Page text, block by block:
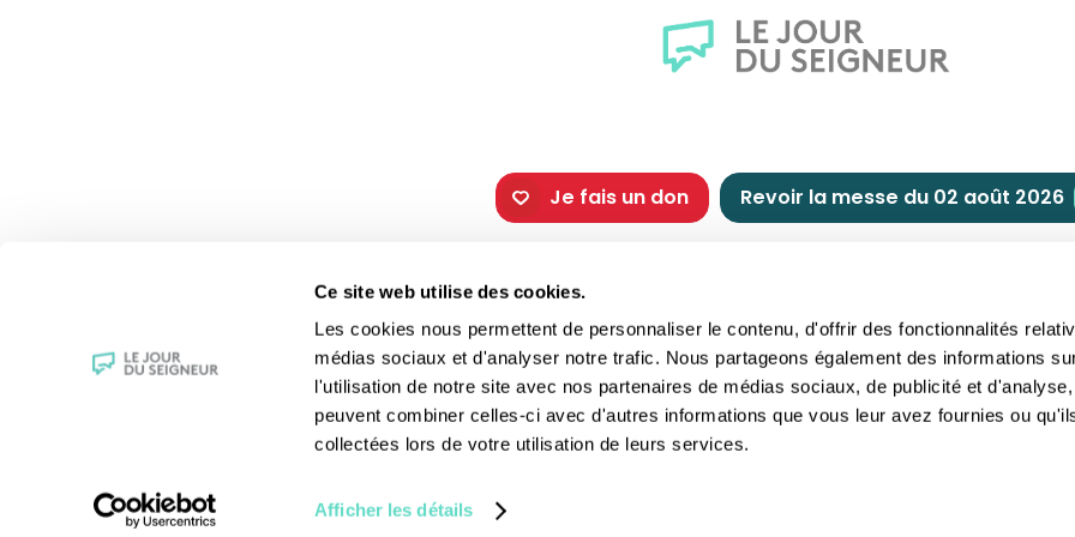
Ce site web utilise des cookies.
Les cookies nous permettent de personnaliser le contenu, d'offrir des fonctionnalités
médias sociaux et d'analyser notre trafic. Nous partageons également des informations
l'utilisation de notre site avec nos partenaires de médias sociaux, de publicité et
peuvent combiner celles-ci avec d'autres informations que vous leur avez fournies ou
collectées lors de votre utilisation de leurs services.
Afficher les détails
Je fais un don Revoir la messe du 02 août 2026
La messe
Magazine Le Jour du Seigneur
Générations Laudato Si’
Agenda Culturel
Les fêtes chrétiennes
Les saints du jour
La Bible
Les sacrements
Le patrimoine religieux
Les recettes et traditions
Comment nous
Faire un don
Réduction d’impôt
Philanthropie